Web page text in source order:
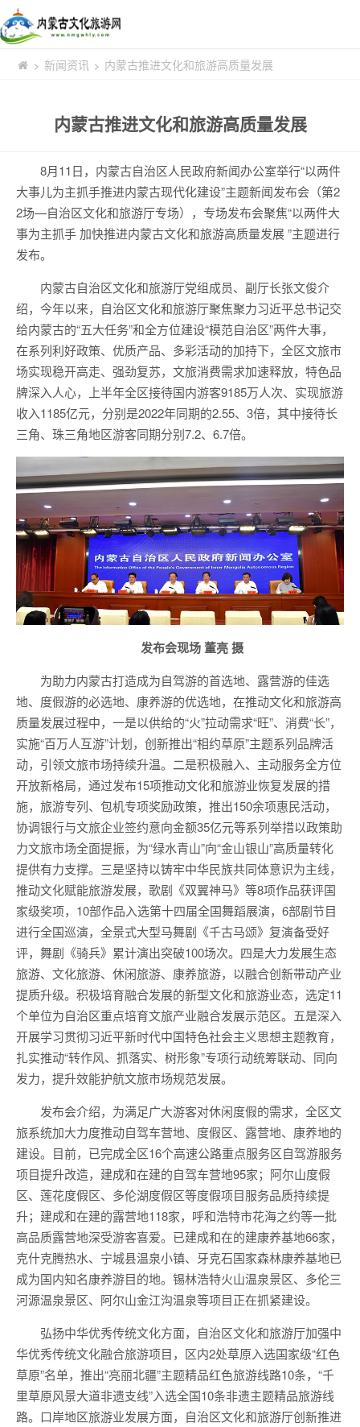
> 新闻资讯 > 内蒙古推进文化和旅游高质量发展
内蒙古推进文化和旅游高质量发展
8月11日，内蒙古自治区人民政府新闻办公室举行“以两件
大事儿为主抓手推进内蒙古现代化建设”主题新闻发布会（第2
2场—自治区文化和旅游厅专场），专场发布会聚焦“以两件大
事为主抓手 加快推进内蒙古文化和旅游高质量发展 ”主题进行
发布。
内蒙古自治区文化和旅游厅党组成员、副厅长张文俊介
绍，今年以来，自治区文化和旅游厅聚焦聚力习近平总书记交
给内蒙古的“五大任务”和全方位建设“模范自治区”两件大事，
在系列利好政策、优质产品、多彩活动的加持下，全区文旅市
场实现稳开高走、强劲复苏，文旅消费需求加速释放，特色品
牌深入人心，上半年全区接待国内游客9185万人次、实现旅游
收入1185亿元，分别是2022年同期的2.55、3倍，其中接待长
三角、珠三角地区游客同期分别7.2、6.7倍。
发布会现场 董亮 摄
为助力内蒙古打造成为自驾游的首选地、露营游的佳选
地、度假游的必选地、康养游的优选地，在推动文化和旅游高
质量发展过程中，一是以供给的“火”拉动需求“旺”、消费“长”，
实施“百万人互游”计划，创新推出“相约草原”主题系列品牌活
动，引领文旅市场持续升温。二是积极融入、主动服务全方位
开放新格局，通过发布15项推动文化和旅游业恢复发展的措
施，旅游专列、包机专项奖励政策，推出150余项惠民活动，
协调银行与文旅企业签约意向金额35亿元等系列举措以政策助
力文旅市场全面提振，为“绿水青山”向“金山银山”高质量转化
提供有力支撑。三是坚持以铸牢中华民族共同体意识为主线，
推动文化赋能旅游发展，歌剧《双翼神马》等8项作品获评国
家级奖项，10部作品入选第十四届全国舞蹈展演，6部剧节目
进行全国巡演，全景式大型马舞剧《千古马颂》复演备受好
评，舞剧《骑兵》累计演出突破100场次。四是大力发展生态
旅游、文化旅游、休闲旅游、康养旅游，以融合创新带动产业
提质升级。积极培育融合发展的新型文化和旅游业态，选定11
个单位为自治区重点培育文旅产业融合发展示范区。五是深入
开展学习贯彻习近平新时代中国特色社会主义思想主题教育，
扎实推动“转作风、抓落实、树形象”专项行动统筹联动、同向
发力，提升效能护航文旅市场规范发展。
发布会介绍，为满足广大游客对休闲度假的需求，全区文
旅系统加大力度推动自驾车营地、度假区、露营地、康养地的
建设。目前，已完成全区16个高速公路重点服务区自驾游服务
项目提升改造，建成和在建的自驾车营地95家；阿尔山度假
区、莲花度假区、多伦湖度假区等度假项目服务品质持续提
升；建成和在建的露营地118家，呼和浩特市花海之约等一批
高品质露营地深受游客喜爱。已建成和在的建康养基地66家，
克什克腾热水、宁城县温泉小镇、牙克石国家森林康养基地已
成为国内知名康养游目的地。锡林浩特火山温泉景区、多伦三
河源温泉景区、阿尔山金江沟温泉等项目正在抓紧建设。
弘扬中华优秀传统文化方面，自治区文化和旅游厅加强中
华优秀传统文化融合旅游项目，区内2处草原入选国家级“红色
草原”名单，推出“亮丽北疆”主题精品红色旅游线路10条，“千
里草原风景大道非遗支线”入选全国10条非遗主题精品旅游线
路。口岸地区旅游业发展方面，自治区文化和旅游厅创新推进